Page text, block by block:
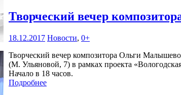
Творческий вечер
18.12.2017 Новости, 0+
Творческий вечер композитора Ольги
(М. Ульяновой, 7) в рамках проекта
Начало в 18 часов.
Подробнее